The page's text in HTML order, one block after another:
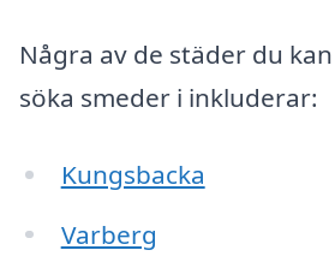
Några av de städer du
söka smeder i inkluderar:
Kungsbacka
Varberg